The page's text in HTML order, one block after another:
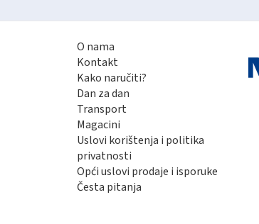
O nama
Kontakt
Kako naručiti?
Dan za dan
Transport
Magacini
Uslovi korištenja i politika
privatnosti
Opći uslovi prodaje i isporuke
Česta pitanja